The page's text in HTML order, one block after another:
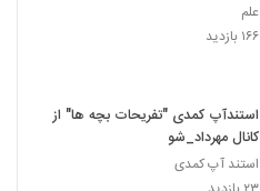
علم
۱۶۶ بازدید
استندآپ کمدی "تفریحات بچه ها" از
کانال مهرداد_شو
استند آپ کمدی